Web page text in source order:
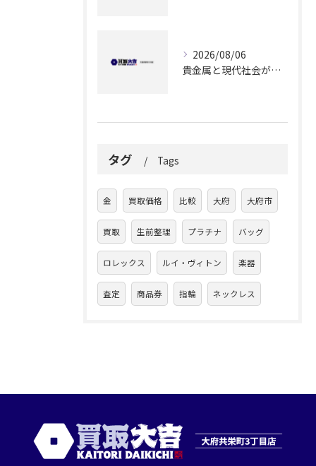
2026/08/06
貴金属と現代社会が交差する愛知県大府市の買取事情と賢い活用法
タグ Tags
金 買取価格 比較 大府 大府市
買取 生前整理 プラチナ バッグ
ロレックス ルイ・ヴィトン 楽器
査定 商品券 指輪 ネックレス